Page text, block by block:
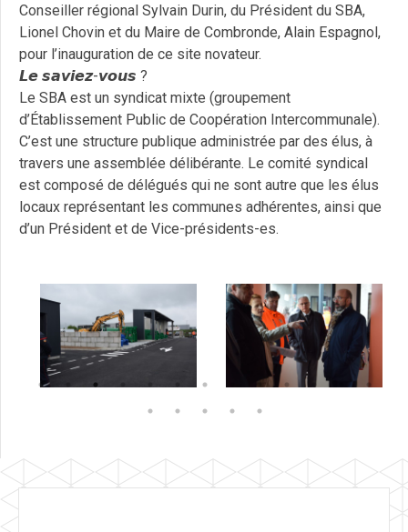
Conseiller régional Sylvain Durin, du Président du SBA,
Lionel Chovin et du Maire de Combronde, Alain Espagnol,
pour l’inauguration de ce site novateur.
𝙇𝙚 𝙨𝙖𝙫𝙞𝙚𝙯-𝙫𝙤𝙪𝙨 ?
Le SBA est un syndicat mixte (groupement
d’Établissement Public de Coopération Intercommunale).
C’est une structure publique administrée par des élus, à
travers une assemblée délibérante. Le comité syndical
est composé de délégués qui ne sont autre que les élus
locaux représentant les communes adhérentes, ainsi que
d’un Président et de Vice-présidents-es.